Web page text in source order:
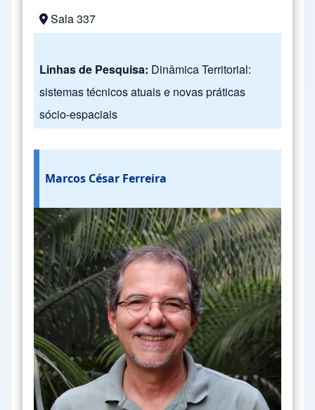
Sala 337
Linhas de Pesquisa: Dinâmica Territorial:
sistemas técnicos atuais e novas práticas
sócio-espaciais
Marcos César Ferreira